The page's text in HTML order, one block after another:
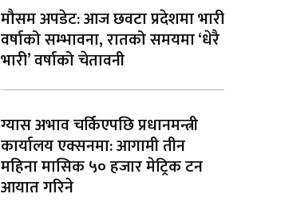
मौसम अपडेट: आज छवटा प्रदेशमा भारी
वर्षाको सम्भावना, रातको समयमा ‘धेरै
भारी’ वर्षाको चेतावनी
ग्यास अभाव चर्किएपछि प्रधानमन्त्री
कार्यालय एक्सनमा: आगामी तीन
महिना मासिक ५० हजार मेट्रिक टन
आयात गरिने